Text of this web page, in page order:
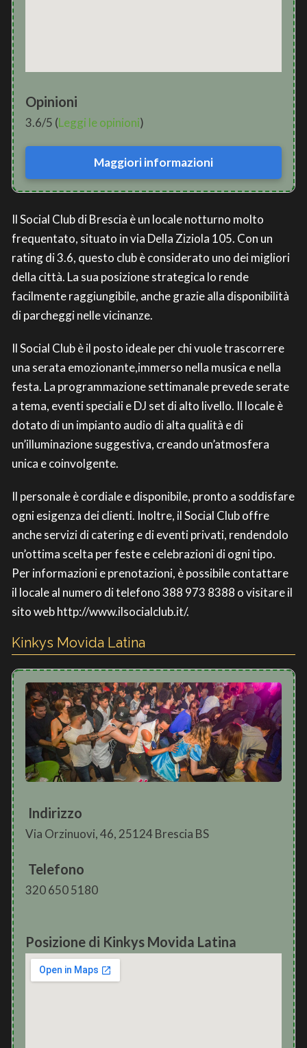
Opinioni
3.6/5 (Leggi le opinioni)
Maggiori informazioni
Il Social Club di Brescia è un locale notturno molto
frequentato, situato in via Della Ziziola 105. Con un
rating di 3.6, questo club è considerato uno dei migliori
della città. La sua posizione strategica lo rende
facilmente raggiungibile, anche grazie alla disponibilità
di parcheggi nelle vicinanze.
Il Social Club è il posto ideale per chi vuole trascorrere
una serata emozionante,immerso nella musica e nella
festa. La programmazione settimanale prevede serate
a tema, eventi speciali e DJ set di alto livello. Il locale è
dotato di un impianto audio di alta qualità e di
un’illuminazione suggestiva, creando un’atmosfera
unica e coinvolgente.
Il personale è cordiale e disponibile, pronto a soddisfare
ogni esigenza dei clienti. Inoltre, il Social Club offre
anche servizi di catering e di eventi privati, rendendolo
un’ottima scelta per feste e celebrazioni di ogni tipo.
Per informazioni e prenotazioni, è possibile contattare
il locale al numero di telefono 388 973 8388 o visitare il
sito web http://www.ilsocialclub.it/.
Kinkys Movida Latina
Indirizzo
Via Orzinuovi, 46, 25124 Brescia BS
Telefono
320 650 5180
Posizione di Kinkys Movida Latina